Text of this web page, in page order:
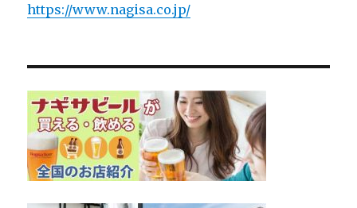
https://www.nagisa.co.jp/